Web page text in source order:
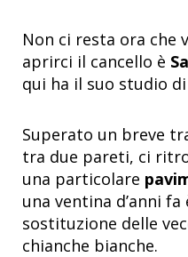
Non ci resta ora che
aprirci il cancello è
qui ha il suo studio
Superato un breve
tra due pareti, ci
una particolare
una ventina d’anni
sostituzione delle
chianche bianche.